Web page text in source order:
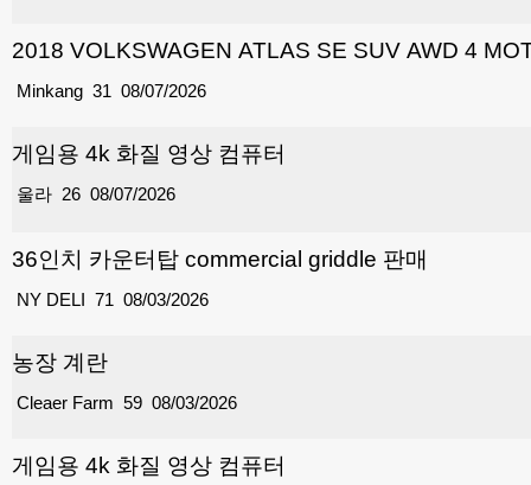
2018 VOLKSWAGEN ATLAS SE SUV AWD 4
31
Minkang 08/07/2026
게임용 4k 화질 영상 컴퓨터
26
울라 08/07/2026
36인치 카운터탑 commercial griddle 판매
71
NY DELI 08/03/2026
농장 계란
59
Cleaer Farm 08/03/2026
게임용 4k 화질 영상 컴퓨터